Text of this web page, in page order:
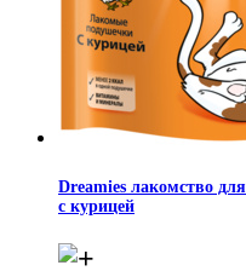
Dreamies лакомство
с курицей